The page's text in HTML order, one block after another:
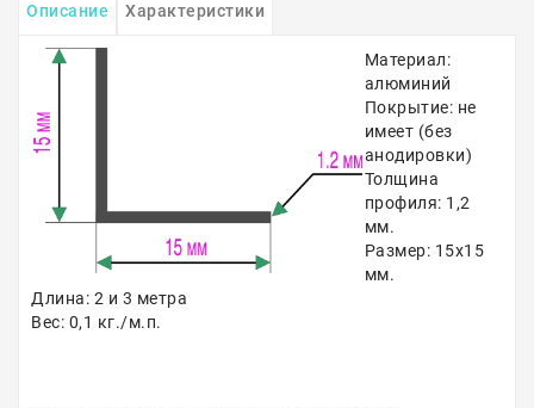
Описание Характеристики
Материал:
алюминий
Покрытие: не
имеет (без
анодировки)
Толщина
профиля: 1,2
мм.
Размер: 15х15
мм.
Длина: 2 и 3 метра
Вес: 0,1 кг./м.п.